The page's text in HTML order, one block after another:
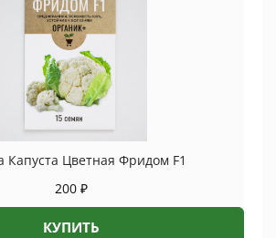
Капуста Цветная Фридом F1
200 ₽
КУПИТЬ